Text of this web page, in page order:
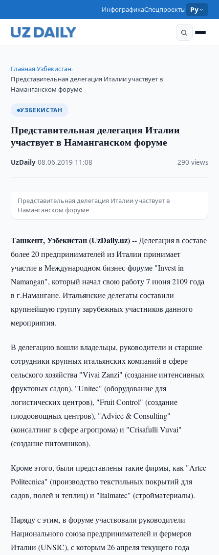
ИнфографикаСпецпроекты Ру
Главная›Узбекистан›
Представительная делегация Италии участвует в
Наманганском форуме
УЗБЕКИСТАН
Представительная делегация Италии
участвует в Наманганском форуме
UzDaily ·08.06.2019 11:08 290 views
Представительная делегация Италии участвует в
Наманганском форуме
Ташкент, Узбекистан (UzDaily.uz) --Делегация в составе
более 20 предпринимателей из Италии принимает
участие в Международном бизнес-форуме "Invest in
Namangan", который начал свою работу 7 июня 2109 года
в г.Намангане. Итальянские делегаты составили
крупнейшую группу зарубежных участников данного
мероприятия.
В делегацию вошли владельцы, руководители и старшие
сотрудники крупных итальянских компаний в сфере
сельского хозяйства "Vivai Zanzi" (создание интенсивных
фруктовых садов), "Unitec" (оборудование для
логистических центров), "Fruit Control" (создание
плодоовощных центров), "Advice & Consulting"
(консалтинг в сфере агропрома) и "Crisafulli Vuvai"
(создание питомников).
Кроме этого, были представлены такие фирмы, как "Artec
Politecnica" (производство текстильных покрытий для
садов, полей и теплиц) и "Italmatec" (стройматериалы).
Наряду с этим, в форуме участвовали руководители
Национального союза предпринимателей и фермеров
Италии (UNSIC), с которым 26 апреля текущего года